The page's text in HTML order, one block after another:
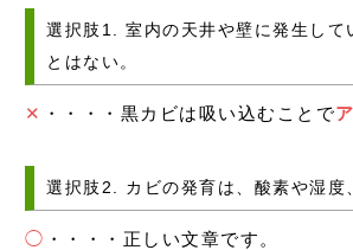
選択肢1. 室内の天井や壁に発生して
とはない。
✕ ・・・・黒カビは吸い込むことで
選択肢2. カビの発育は、酸素や湿度
◯ ・・・・正しい文章です。